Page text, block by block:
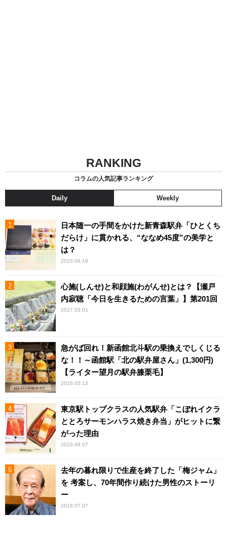
RANKING
コラムの人気記事ランキング
Daily Weekly
日本随一の手間をかけた新青森駅弁「ひとくち
だらけ」に貫かれる、“ななめ45度”の美学と
は？
2023.06.19
心施(しんせ)と和顔施(わがんせ)とは？【瀬戸
内寂聴「今日を生きるための言葉」】第201回
2017.03.01
急がば回れ！新函館北斗駅の乗換えでしくじる
な！！～函館駅「北の駅弁屋さん」(1,300円)
【ライター望月の駅弁膝栗毛】
2016.05.13
東京駅トップクラスの人気駅弁「こぼれイクラ
ととろサーモンハラス焼き弁当」がヒットに繋
がった理由
2023.08.07
去年の暮れ限りで生産を終了した「梅ジャム」
を 考案し、70年間作り続けた男性のストーリ
ー
2018.07.07